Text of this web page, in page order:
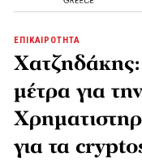
ΕΠΙΚΑΙΡΟΤΗΤΑ
Χατζηδάκης:
μέτρα για
για τα